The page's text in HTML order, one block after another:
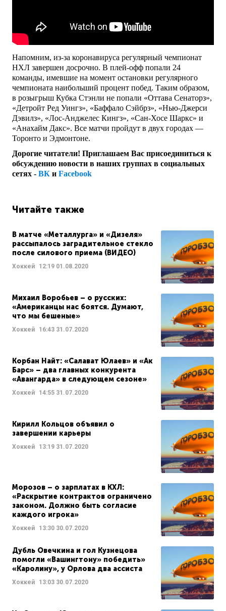
Напомним, из-за коронавируса регулярный чемпионат
НХЛ завершен досрочно. В плей-офф попали 24
команды, имевшие на момент остановки регулярного
чемпионата наибольший процент побед. Таким образом,
в розыгрыш Кубка Стэнли не попали «Оттава Сенаторз»,
«Детройт Ред Уингз», «Баффало Сэйбрз», «Нью-Джерси
Дэвилз», «Лос-Анджелес Кингз», «Сан-Хосе Шаркс» и
«Анахайм Дакс». Все матчи пройдут в двух городах —
Торонто и Эдмонтоне.
Дорогие читатели! Приглашаем Вас присоединиться к
обсуждению новости в наших группах в социальных
сетях - ВК и Facebook
Читайте также
В матче «Металлурга» и «Дизеля»
рассыпалось заградительное стекло
после силового приема (ВИДЕО)
Хоккей 12:19 01.08.2020
Михаил Воробьев – о русских:
«Американцы нас боятся. Думают,
что мы бешеные»
Хоккей 16:43 31.07.2020
Корбан Найт: «Салават Юлаев» и «Ак
Барс» – два главных конкурента
«Авангарда» в следующем сезоне»
Хоккей 14:55 31.07.2020
Кирилл Кольцов объявил о
завершении карьеры
Хоккей 13:19 31.07.2020
Морозов – о зарплатах в КХЛ:
«Раскрытие контрактов ограничено
законом. Должно быть согласие
каждого игрока»
Хоккей 13:30 30.07.2020
Дубль Овечкина и гол Кузнецова
помогли «Вашингтону» победить»
«Каролину», у Орлова два ассиста
Хоккей 13:03 30.07.2020